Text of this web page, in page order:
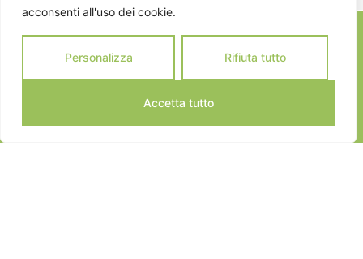
acconsenti all'uso dei cookie.
Personalizza Rifiuta tutto
Accetta tutto